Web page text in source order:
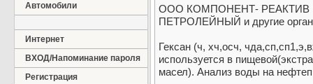
Автомобили
Интернет
ВХОД/Напоминание пароля
Регистрация
ООО КОМПОНЕНТ- РЕАКТИВ
ПЕТРОЛЕЙНЫЙ и другие
Гексан (ч, хч,осч,
используется в
масел). Анализ воды на